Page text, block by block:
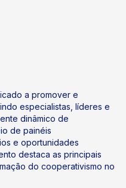
a promover e
especialistas, líderes e
dinâmico de
de painéis
e oportunidades
destaca as principais
do cooperativismo no